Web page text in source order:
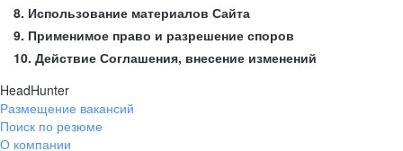
8. Использование материалов Сайта
9. Применимое право и разрешение споров
10. Действие Соглашения, внесение изменений
HeadHunter
Размещение вакансий
Поиск по резюме
О компании